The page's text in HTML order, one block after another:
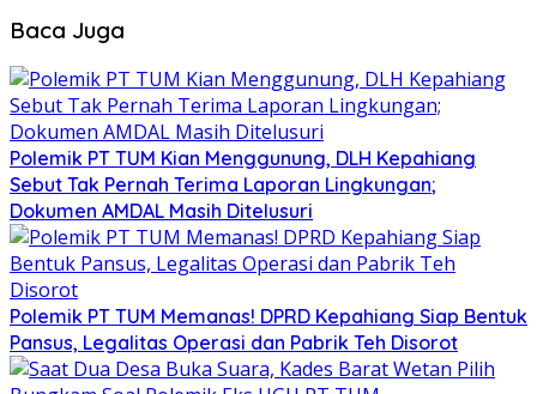
Baca Juga
Polemik PT TUM Kian Menggunung, DLH Kepahiang
Sebut Tak Pernah Terima Laporan Lingkungan;
Dokumen AMDAL Masih Ditelusuri
Polemik PT TUM Memanas! DPRD Kepahiang Siap Bentuk
Pansus, Legalitas Operasi dan Pabrik Teh Disorot